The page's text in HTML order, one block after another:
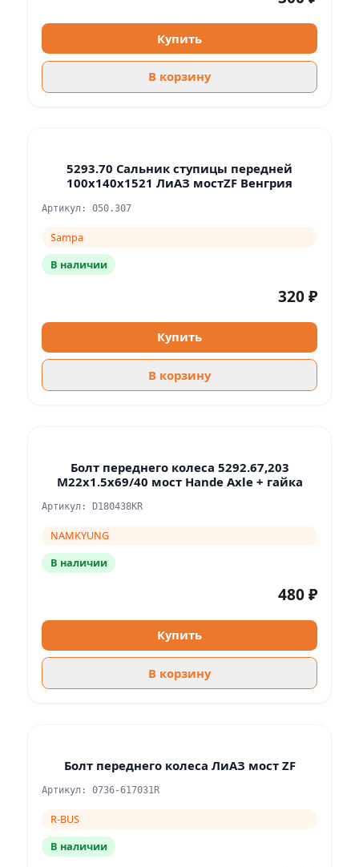
Купить
В корзину
5293.70 Сальник ступицы передней
100х140х1521 ЛиАЗ мостZF Венгрия
Артикул: 050.307
Sampa
В наличии
320 ₽
Купить
В корзину
Болт переднего колеса 5292.67,203
M22x1.5x69/40 мост Hande Axle + гайка
Артикул: D180438KR
NAMKYUNG
В наличии
480 ₽
Купить
В корзину
Болт переднего колеса ЛиАЗ мост ZF
Артикул: 0736-617031R
R-BUS
В наличии